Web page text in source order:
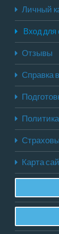
Личный
Вход для
Отзывы
Справка
Карта